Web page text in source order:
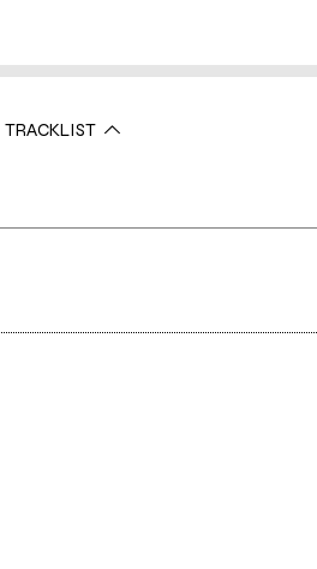
TRACKLIST